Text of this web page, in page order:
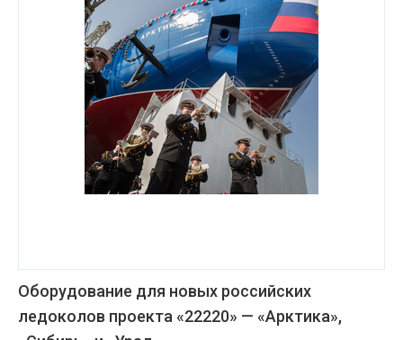
Оборудование для новых российских
ледоколов проекта «22220» — «Арктика»,